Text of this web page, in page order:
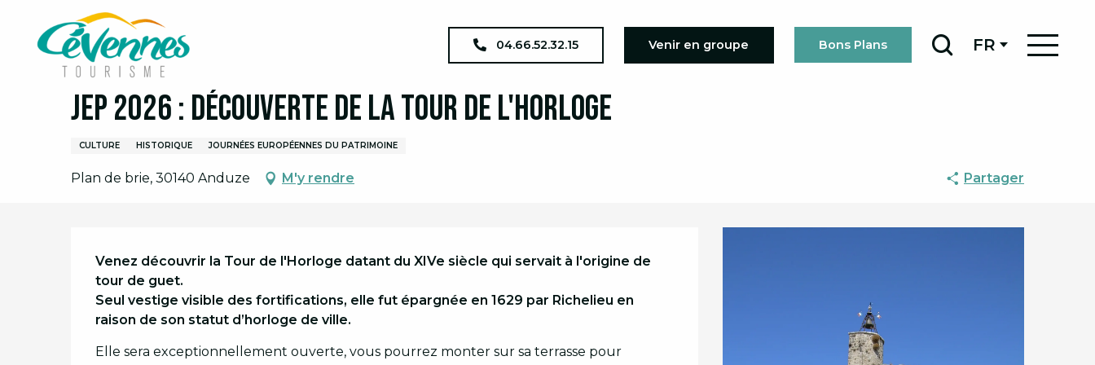
contenu
04.66.52.32.15 Venir en groupe Bons Plans FR
Accueil Organiser son séjour
19 septembre > 20 septembre
JEP 2026 : Découverte de la Tour de l'Horloge
CULTURE HISTORIQUE JOURNÉES EUROPÉENNES DU PATRIMOINE
Plan de brie, 30140 Anduze M'y rendre Partager
Description
Venez découvrir la Tour de l'Horloge datant du XIVe siècle qui servait à l'origine de
tour de guet.
Seul vestige visible des fortifications, elle fut épargnée en 1629 par Richelieu en
raison de son statut d’horloge de ville.
Elle sera exceptionnellement ouverte, vous pourrez monter sur sa terrasse pour